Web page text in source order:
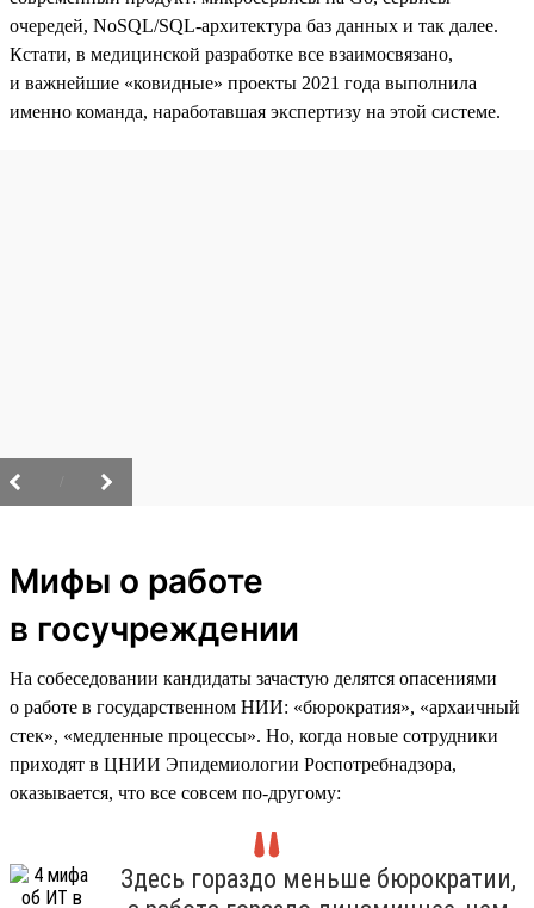
очередей, NoSQL/SQL-архитектура баз данных и так далее.
Кстати, в медицинской разработке все взаимосвязано,
и важнейшие «ковидные» проекты 2021 года выполнила
именно команда, наработавшая экспертизу на этой системе.
Мифы о работе
в госучреждении
На собеседовании кандидаты зачастую делятся опасениями
о работе в государственном НИИ: «бюрократия», «архаичный
стек», «медленные процессы». Но, когда новые сотрудники
приходят в ЦНИИ Эпидемиологии Роспотребнадзора,
оказывается, что все совсем по-другому:
Здесь гораздо меньше бюрократии,